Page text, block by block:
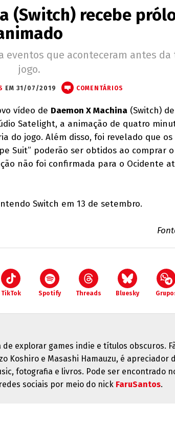
(Switch) recebe
que aconteceram antes da
jogo.
EM 31/07/2019 COMENTÁRIOS
vídeo de Daemon X Machina (Switch) de
Satelight, a animação de quatro
do jogo. Além disso, foi revelado que os
Suit” poderão ser obtidos ao comprar
não foi confirmada para o Ocidente
Switch em 13 de setembro.
TikTok Spotify Threads Bluesky
de explorar games indie e títulos obscuros.
Koshiro e Masashi Hamauzu, é apreciador
fotografia e livros. Pode ser encontrado
sociais por meio do nick FaruSantos.